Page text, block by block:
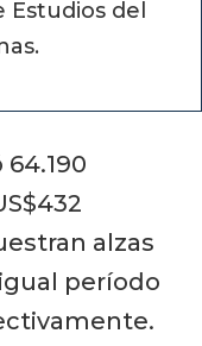
del
alzas
período